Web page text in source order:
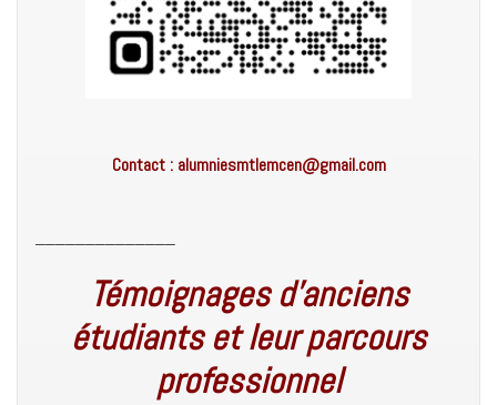
Contact : alumniesmtlemcen@gmail.com
Témoignages d’anciens
étudiants et leur parcours
professionnel